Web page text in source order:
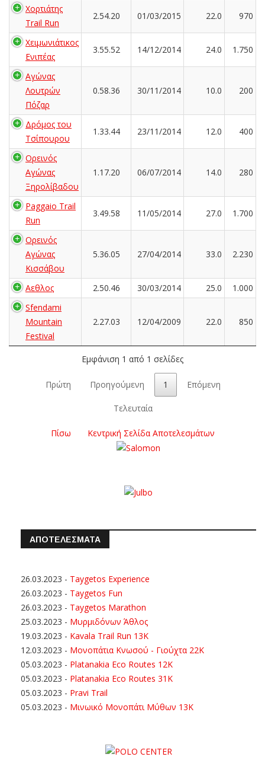
Χορτιάτης
Trail Run
2.54.20 01/03/2015 22.0 970
Χειμωνιάτικος
Ενιπέας
3.55.52 14/12/2014 24.0 1.750
Αγώνας
Λουτρών
Πόζαρ
0.58.36 30/11/2014 10.0 200
Δρόμος του
Τσίπουρου
1.33.44 23/11/2014 12.0 400
Ορεινός
Αγώνας
Ξηρολίβαδου
1.17.20 06/07/2014 14.0 280
Paggaio Trail
Run
3.49.58 11/05/2014 27.0 1.700
Ορεινός
Αγώνας
Κισσάβου
5.36.05 27/04/2014 33.0 2.230
Αεθλος 2.50.46 30/03/2014 25.0
1.000
Sfendami
Mountain
Festival
2.27.03 12/04/2009 22.0 850
Εμφάνιση 1 από 1 σελίδες
Πρώτη Προηγούμενη 1 Επόμενη
Τελευταία
Πίσω Κεντρική Σελίδα Αποτελεσμάτων
ΑΠΟΤΕΛΕΣΜΑΤΑ
26.03.2023 - Taygetos Experience
26.03.2023 - Taygetos Fun
26.03.2023 - Taygetos Marathon
25.03.2023 - Μυρμιδόνων Άθλος
19.03.2023 - Kavala Trail Run 13K
12.03.2023 - Μονοπάτια Κνωσού - Γιούχτα 22Κ
05.03.2023 - Platanakia Eco Routes 12K
05.03.2023 - Platanakia Eco Routes 31K
05.03.2023 - Pravi Trail
05.03.2023 - Μινωικό Μονοπάτι Μύθων 13Κ